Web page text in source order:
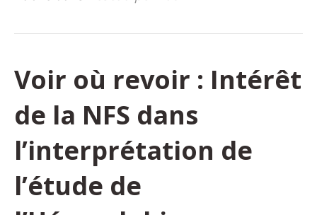
Voir où revoir : Intérêt
de la NFS dans
l’interprétation de
l’étude de